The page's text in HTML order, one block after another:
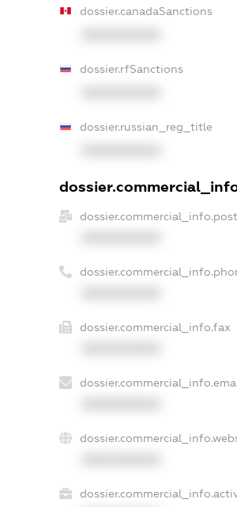
dossier.canadaSanctions
dossier.rfSanctions
dossier.russian_reg_title
dossier.commercial_info.fax